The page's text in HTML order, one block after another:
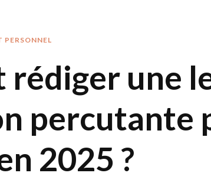
PERSONNEL
rédiger une
percutante
2025 ?